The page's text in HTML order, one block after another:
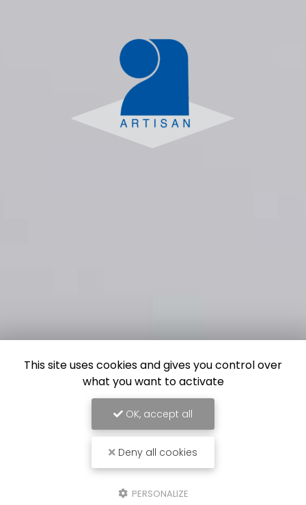
This site uses cookies and gives you control over
what you want to activate
OK, accept all
Deny all cookies
PERSONALIZE